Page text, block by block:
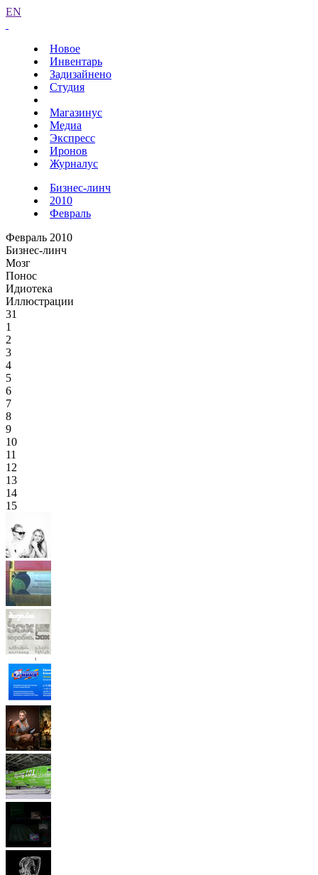
EN
Новое
Инвентарь
Задизайнено
Студия
Магазинус
Медиа
Экспресс
Иронов
Журналус
Бизнес-линч
2010
Февраль
Февраль 2010
Бизнес-линч
Мозг
Понос
Идиотека
Иллюстрации
31
1
2
3
4
5
6
7
8
9
10
11
12
13
14
15